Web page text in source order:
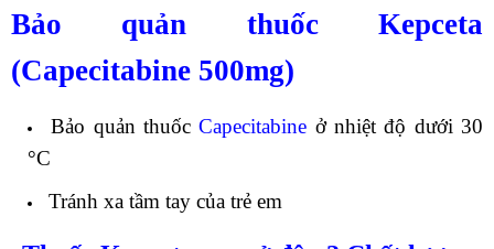
Bảo quản thuốc Kepceta
(Capecitabine 500mg)
Bảo quản thuốcCapecitabine ở nhiệt độ dưới 30
°C
Tránh xa tầm tay của trẻ em